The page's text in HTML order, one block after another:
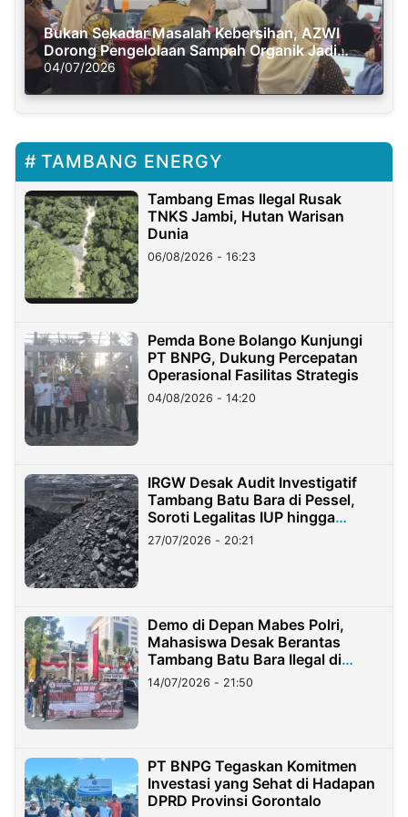
Bukan Sekadar Masalah Kebersihan, AZWI
Dorong Pengelolaan Sampah Organik Jadi
Solusi Krisis Iklim
04/07/2026
TAMBANG ENERGY
Tambang Emas Ilegal Rusak
TNKS Jambi, Hutan Warisan
Dunia
06/08/2026 - 16:23
Pemda Bone Bolango Kunjungi
PT BNPG, Dukung Percepatan
Operasional Fasilitas Strategis
04/08/2026 - 14:20
IRGW Desak Audit Investigatif
Tambang Batu Bara di Pessel,
Soroti Legalitas IUP hingga
Stockpile
27/07/2026 - 20:21
Demo di Depan Mabes Polri,
Mahasiswa Desak Berantas
Tambang Batu Bara Ilegal di
Lampung
14/07/2026 - 21:50
PT BNPG Tegaskan Komitmen
Investasi yang Sehat di Hadapan
DPRD Provinsi Gorontalo